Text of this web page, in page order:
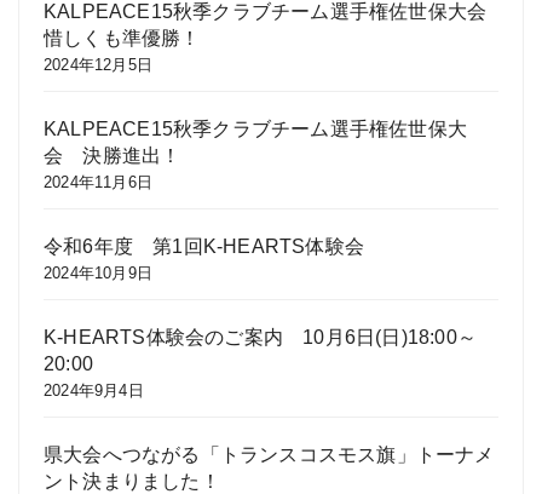
KALPEACE15秋季クラブチーム選手権佐世保大会
惜しくも準優勝！
2024年12月5日
KALPEACE15秋季クラブチーム選手権佐世保大
会 決勝進出！
2024年11月6日
令和6年度 第1回K-HEARTS体験会
2024年10月9日
K-HEARTS体験会のご案内 10月6日(日)18:00～
20:00
2024年9月4日
県大会へつながる「トランスコスモス旗」トーナメ
ント決まりました！